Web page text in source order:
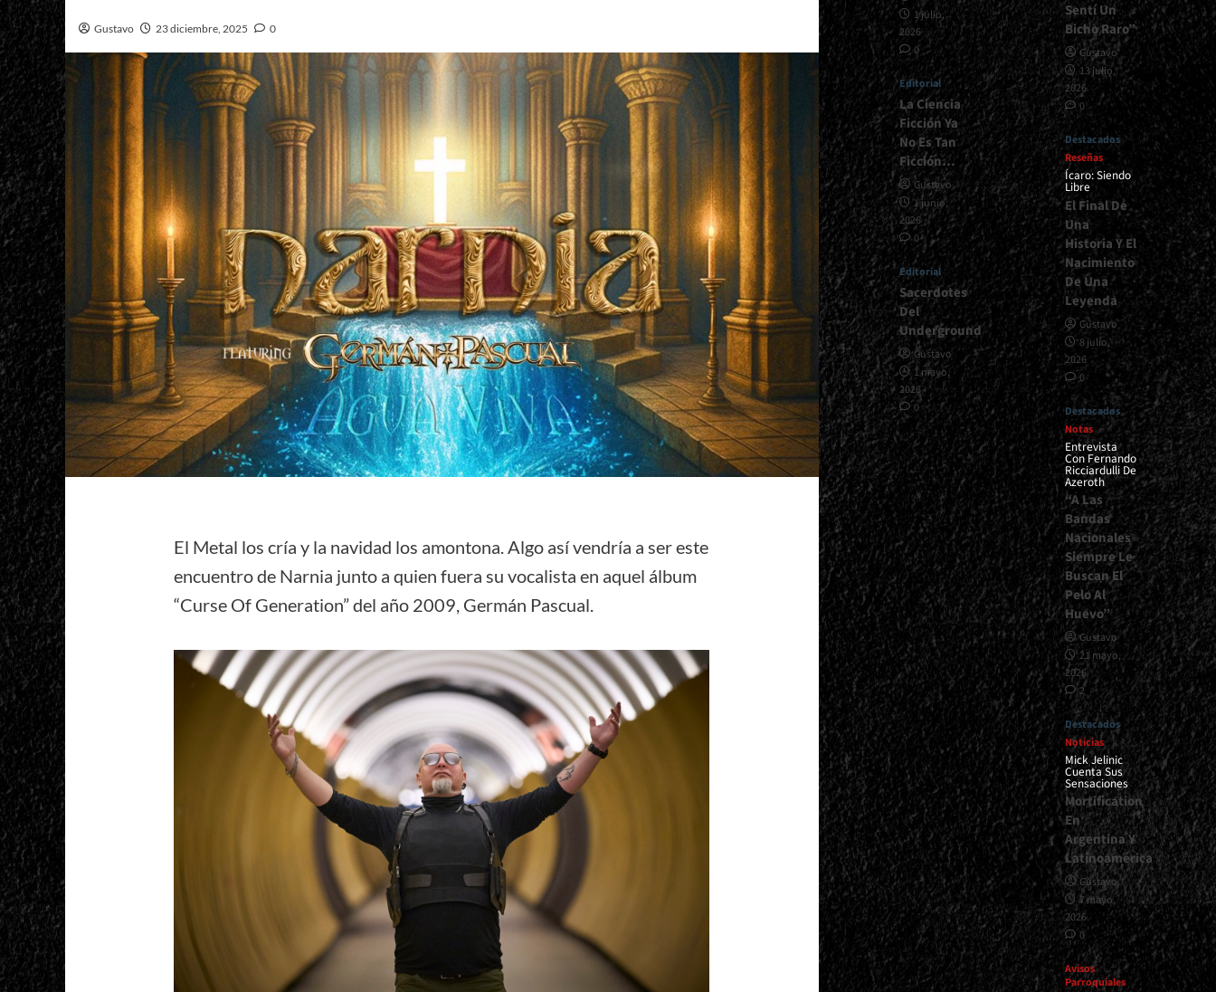
Gustavo 23 diciembre, 2025 0
El Metal los cría y la navidad los amontona. Algo así vendría a ser este
encuentro de Narnia junto a quien fuera su vocalista en aquel álbum
“Curse Of Generation” del año 2009, Germán Pascual.
1 julio,
2026
0
Editorial
La Ciencia
Ficción Ya
No Es Tan
Ficción…
Gustavo
1 junio,
2026
0
Editorial
Sacerdotes
Del
Underground
Gustavo
1 mayo,
2026
0
Sentí Un
Bicho Raro”
Gustavo
13 julio,
2026
0
Destacados
Reseñas
Ícaro: Siendo
Libre
El Final De
Una
Historia Y El
Nacimiento
De Una
Leyenda
Gustavo
8 julio,
2026
0
Destacados
Notas
Entrevista
Con Fernando
Ricciardulli De
Azeroth
“A Las
Bandas
Nacionales
Siempre Le
Buscan El
Pelo Al
Huevo”
Gustavo
21 mayo,
2026
2
Destacados
Noticias
Mick Jelinic
Cuenta Sus
Sensaciones
Mortification
En
Argentina Y
Latinoamérica
Gustavo
7 mayo,
2026
0
Avisos
Parroquiales